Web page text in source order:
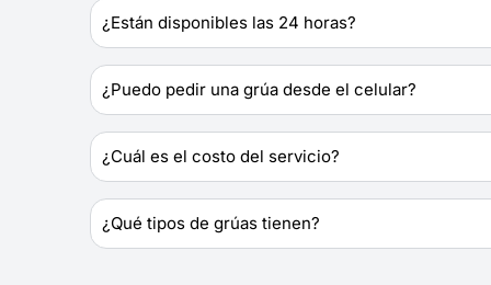
¿Están disponibles las 24 horas?
¿Puedo pedir una grúa desde el celular?
¿Cuál es el costo del servicio?
¿Qué tipos de grúas tienen?